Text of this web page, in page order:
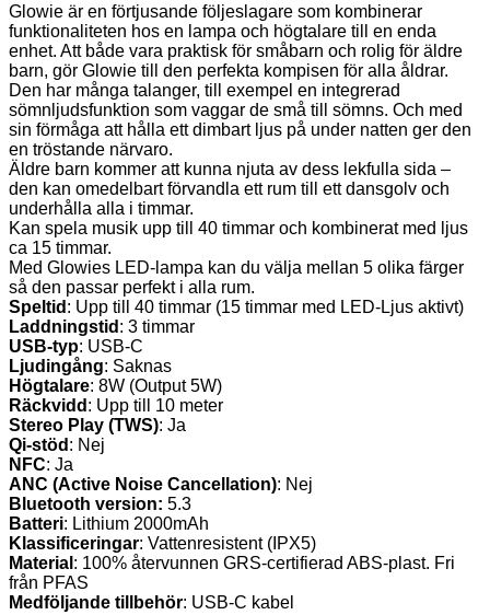
Glowie är en förtjusande följeslagare som kombinerar
funktionaliteten hos en lampa och högtalare till en enda
enhet. Att både vara praktisk för småbarn och rolig för äldre
barn, gör Glowie till den perfekta kompisen för alla åldrar.
Den har många talanger, till exempel en integrerad
sömnljudsfunktion som vaggar de små till sömns. Och med
sin förmåga att hålla ett dimbart ljus på under natten ger den
en tröstande närvaro.
Äldre barn kommer att kunna njuta av dess lekfulla sida –
den kan omedelbart förvandla ett rum till ett dansgolv och
underhålla alla i timmar.
Kan spela musik upp till 40 timmar och kombinerat med ljus
ca 15 timmar.
Med Glowies LED-lampa kan du välja mellan 5 olika färger
så den passar perfekt i alla rum.
Speltid : Upp till 40 timmar (15 timmar med LED-Ljus aktivt)
Laddningstid : 3 timmar
USB-typ: USB-C
Ljudingång: Saknas
Högtalare: 8W (Output 5W)
Räckvidd : Upp till 10 meter
Stereo Play (TWS): Ja
Qi-stöd : Nej
NFC: Ja
ANC (Active Noise Cancellation): Nej
Bluetooth version: 5.3
Batteri: Lithium 2000mAh
Klassificeringar: Vattenresistent (IPX5)
Material : 100% återvunnen GRS-certifierad ABS-plast. Fri
från PFAS
Medföljande tillbehör: USB-C kabel